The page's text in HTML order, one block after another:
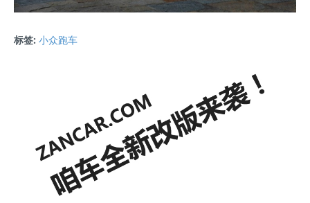
标签: 小众跑车